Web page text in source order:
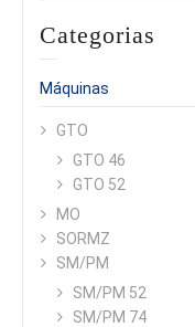
Categorias
Máquinas
GTO
GTO 46
GTO 52
MO
SORMZ
SM/PM
SM/PM 52
SM/PM 74